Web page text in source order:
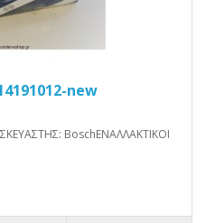
new
BoschΕΝΑΛΛΑΚΤΙΚΟΙ